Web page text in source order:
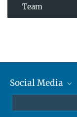
Team
Social Media